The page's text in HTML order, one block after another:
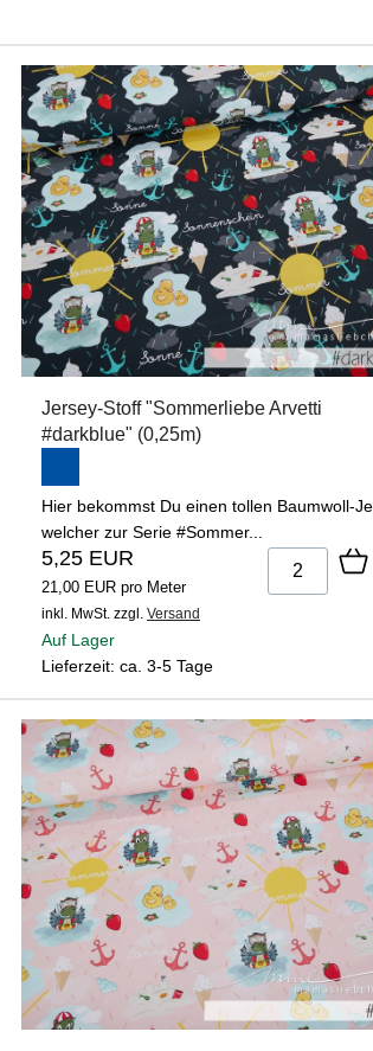
Jersey-Stoff "Sommerliebe Arvetti
#darkblue" (0,25m)
Hier bekommst Du einen tollen Baumwoll-
welcher zur Serie #Sommer...
5,25 EUR
21,00 EUR pro Meter
inkl. MwSt. zzgl. Versand
Auf Lager
Lieferzeit: ca. 3-5 Tage